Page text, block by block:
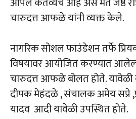
चारुदत्त आफळे यांनी व्यक्त केले.
नागरिक सोशल फाउंडेशन तर्फे
विषयावर आयोजित करण्यात
चारुदत्त आफळे बोलत होते. यावेळी
दीपक मेहंदळे , संचालक अमेय सप्रे
यादव आदी यावेळी उपस्थित होते.